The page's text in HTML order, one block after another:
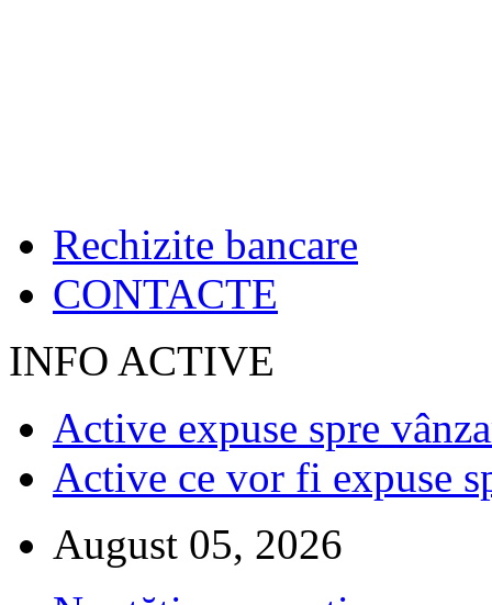
Rechizite bancare
CONTACTE
INFO ACTIVE
Active expuse spre
Active ce vor fi expuse
August 05, 2026